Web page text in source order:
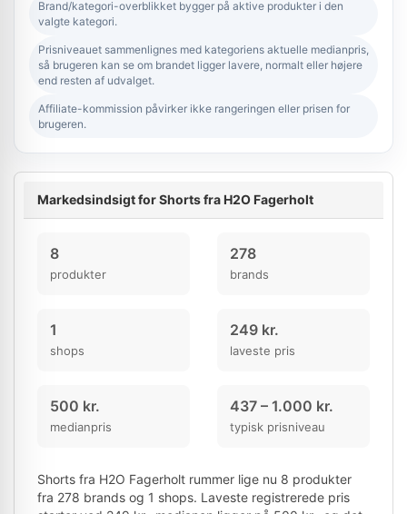
Brand/kategori-overblikket bygger på aktive produkter i den
valgte kategori.
Prisniveauet sammenlignes med kategoriens aktuelle medianpris,
så brugeren kan se om brandet ligger lavere, normalt eller højere
end resten af udvalget.
Affiliate-kommission påvirker ikke rangeringen eller prisen for
brugeren.
Markedsindsigt for Shorts fra H2O Fagerholt
8
produkter
278
brands
1
shops
249 kr.
laveste pris
500 kr.
medianpris
437 – 1.000 kr.
typisk prisniveau
Shorts fra H2O Fagerholt rummer lige nu 8 produkter
fra 278 brands og 1 shops. Laveste registrerede pris